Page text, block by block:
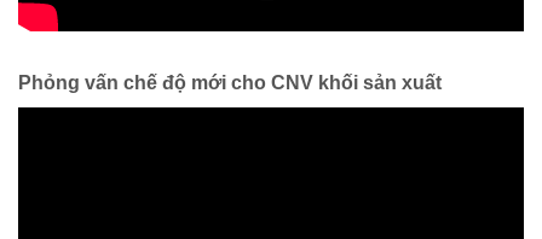
Phỏng vấn chế độ mới cho CNV khối sản xuất